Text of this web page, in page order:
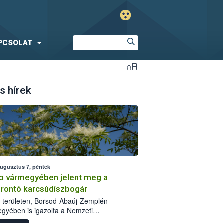
hírek
7, péntek
vármegyében jelent meg a
karcsúdíszbogár
területen, Borsod-Abaúj-Zemplén
is igazolta a Nemzeti
biztonsági Hivatal (Nébih) a